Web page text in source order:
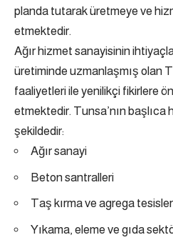
planda tutarak üretmeye ve
etmektedir.
Ağır hizmet sanayisinin
üretiminde uzmanlaşmış olan
faaliyetleri ile yenilikçi fikirlere
etmektedir. Tunsa’nın
şekildedir:
Ağır sanayi
Beton santralleri
Taş kırma ve agrega
Yıkama, eleme ve gıda